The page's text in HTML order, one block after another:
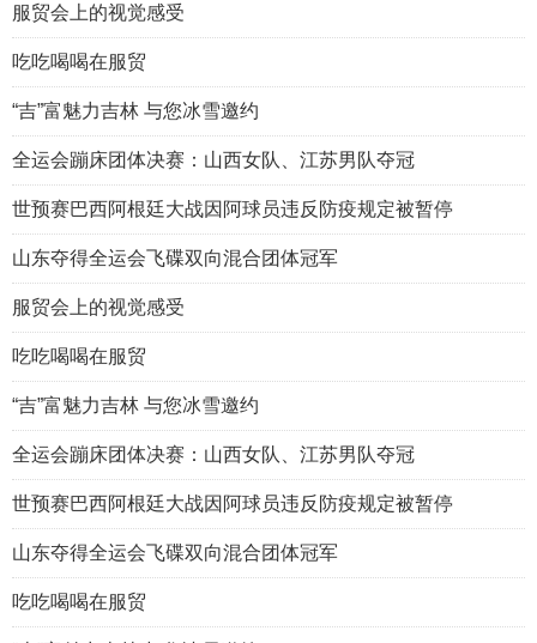
服贸会上的视觉感受
吃吃喝喝在服贸
“吉”富魅力吉林 与您冰雪邀约
全运会蹦床团体决赛：山西女队、江苏男队夺冠
世预赛巴西阿根廷大战因阿球员违反防疫规定被暂停
山东夺得全运会飞碟双向混合团体冠军
服贸会上的视觉感受
吃吃喝喝在服贸
“吉”富魅力吉林 与您冰雪邀约
全运会蹦床团体决赛：山西女队、江苏男队夺冠
世预赛巴西阿根廷大战因阿球员违反防疫规定被暂停
山东夺得全运会飞碟双向混合团体冠军
吃吃喝喝在服贸